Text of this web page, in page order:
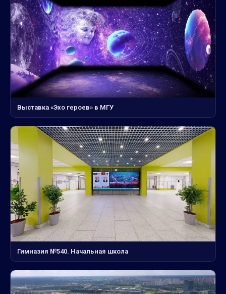
Выставка «Эхо героев» в МГУ
Гимназия №540. Начальная школа